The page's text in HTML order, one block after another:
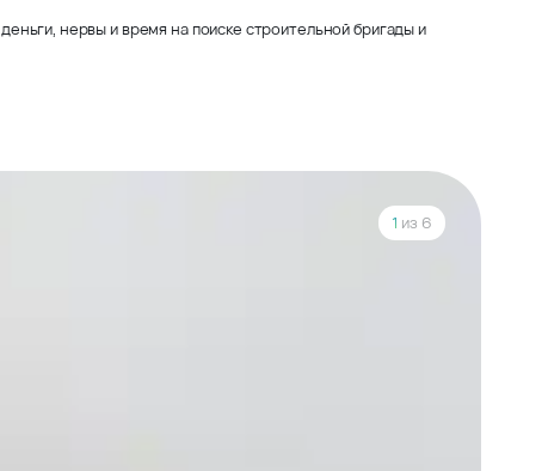
нервы и время на поиске строительной бригады и
1 из 6